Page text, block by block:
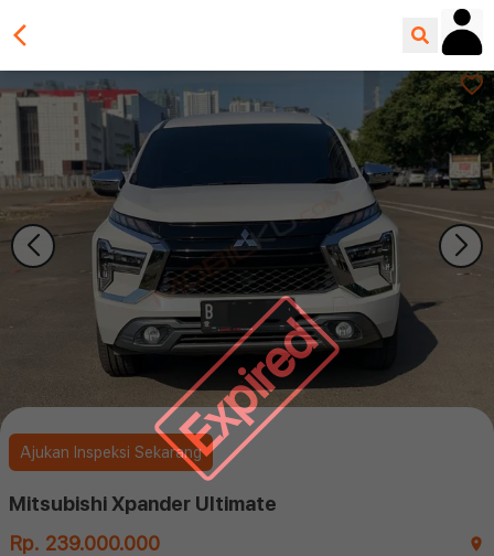
Expired
Ajukan Inspeksi Sekarang
Mitsubishi Xpander Ultimate
Rp. 239.000.000